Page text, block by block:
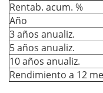
Rentab. acum. %
Año
3 años anualiz.
5 años anualiz.
10 años anualiz.
Rendimiento a 12